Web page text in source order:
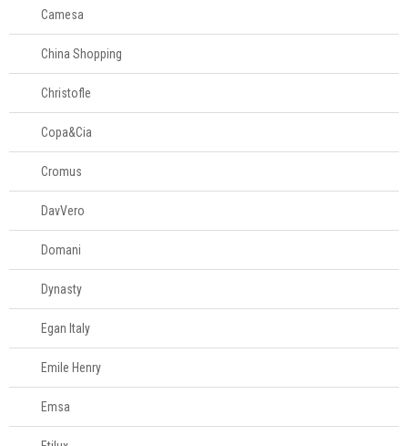
Camesa
China Shopping
Christofle
Copa&Cia
Cromus
DavVero
Domani
Dynasty
Egan Italy
Emile Henry
Emsa